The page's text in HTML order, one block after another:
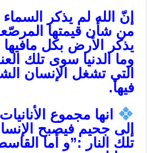
إنّ الله لم يذكر
من شأن قيمتها
يذكر الأرض بكل
وما الدنيا سوى تلك
التي تشغل الإنسان
فيها.
انها مجموع
إلى جحيم فيصبح
تلك النار :”و أما